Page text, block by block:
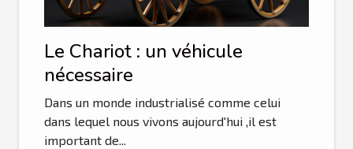
Le Chariot : un véhicule
nécessaire
Dans un monde industrialisé comme celui
dans lequel nous vivons aujourd'hui ,il est
important de...